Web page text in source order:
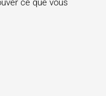
ce que vous